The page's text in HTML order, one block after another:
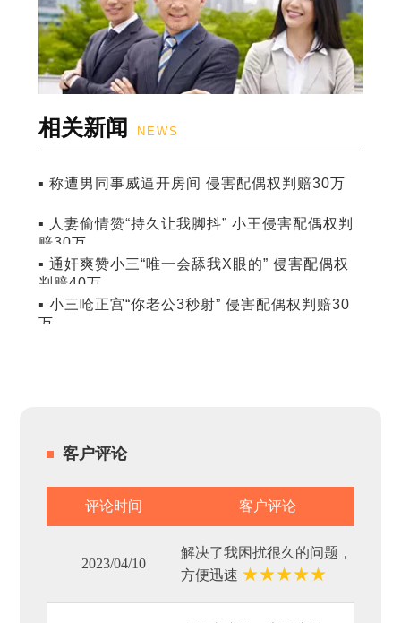
相关新闻 NEWS
▪ 称遭男同事威逼开房间 侵害配偶权判赔30万
▪ 人妻偷情赞“持久让我脚抖” 小王侵害配偶权判
赔30万
▪ 通奸爽赞小三“唯一会舔我X眼的” 侵害配偶权
判赔40万
▪ 小三呛正宫“你老公3秒射” 侵害配偶权判赔30
万
客户评论
评论时间 客户评论
2023/04/10
解决了我困扰很久的问题，
方便迅速 ★★★★★